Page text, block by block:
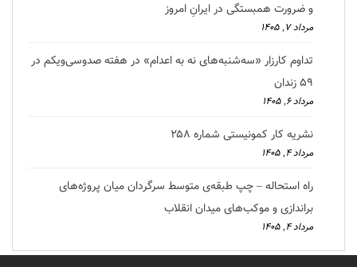
و ضرورت همبستگی در ایرانِ امروز
مرداد ۷, ۱۴۰۵
تداوم کارزار «سه‌شنبه‌های نه به اعدام» در هفته صدوسی‌و‌یکم در
۵۹ زندان
مرداد ۶, ۱۴۰۵
نشریه کار کمونیستی شماره ۲۵۸
مرداد ۴, ۱۴۰۵
راه استحاله – چپ طبقه‌ی متوسط سرگردان میان پروژه‌های
براندازی و موکب‌های میدان انقلاب
مرداد ۴, ۱۴۰۵